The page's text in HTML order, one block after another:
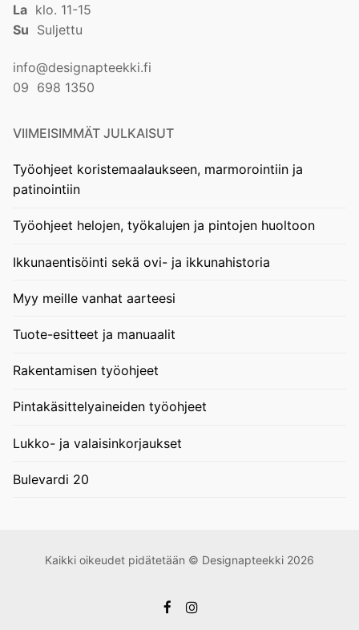
La klo. 11-15
Su Suljettu
info@designapteekki.fi
09 698 1350
VIIMEISIMMÄT JULKAISUT
Työohjeet koristemaalaukseen, marmorointiin ja
patinointiin
Työohjeet helojen, työkalujen ja pintojen huoltoon
Ikkunaentisöinti sekä ovi- ja ikkunahistoria
Myy meille vanhat aarteesi
Tuote-esitteet ja manuaalit
Rakentamisen työohjeet
Pintakäsittelyaineiden työohjeet
Lukko- ja valaisinkorjaukset
Bulevardi 20
Kaikki oikeudet pidätetään © Designapteekki 2026